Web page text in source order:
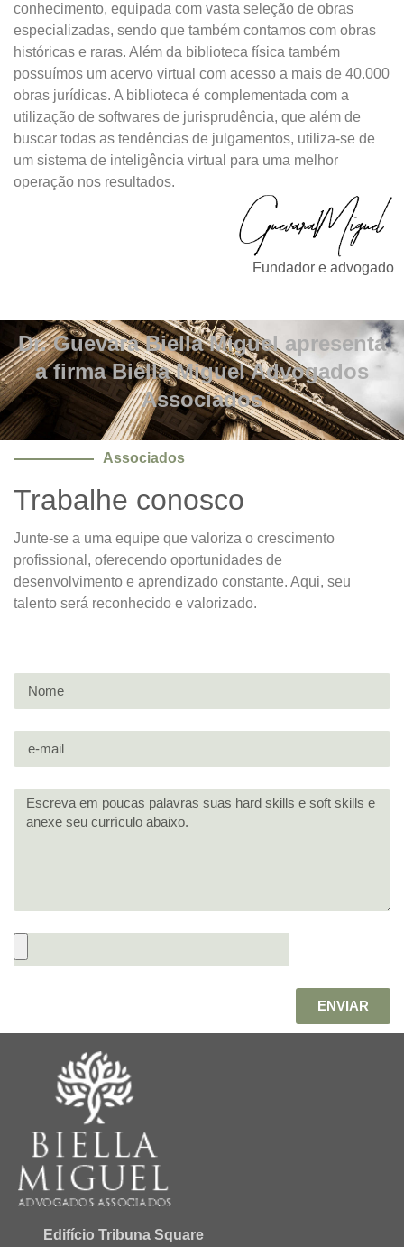
conhecimento, equipada com vasta seleção de obras
especializadas, sendo que também contamos com obras
históricas e raras. Além da biblioteca física também
possuímos um acervo virtual com acesso a mais de 40.000
obras jurídicas. A biblioteca é complementada com a
utilização de softwares de jurisprudência, que além de
buscar todas as tendências de julgamentos, utiliza-se de
um sistema de inteligência virtual para uma melhor
operação nos resultados.
Fundador e advogado
Dr. Guevara Biella Miguel apresenta
a firma Biella Miguel Advogados
Associados
Associados
Trabalhe conosco
Junte-se a uma equipe que valoriza o crescimento
profissional, oferecendo oportunidades de
desenvolvimento e aprendizado constante. Aqui, seu
talento será reconhecido e valorizado.
ENVIAR
Edifício Tribuna Square